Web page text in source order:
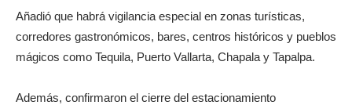
Añadió que habrá vigilancia especial en zonas turísticas,
corredores gastronómicos, bares, centros históricos y pueblos
mágicos como Tequila, Puerto Vallarta, Chapala y Tapalpa.
Además, confirmaron el cierre del estacionamiento